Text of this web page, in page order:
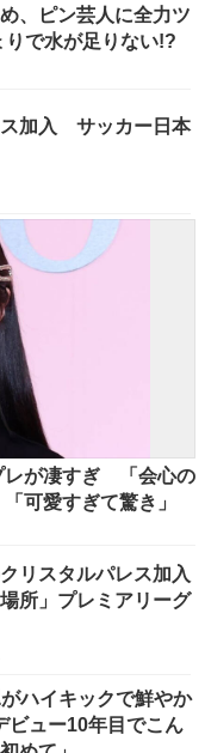
、ピン芸人に全力ツ
りで水が足りない!?
加入 サッカー日本
レが凄すぎ 「会心の
可愛すぎて驚き」
リスタルパレス加入
所」プレミアリーグ
ハイキックで鮮やか
ビュー10年目でこん